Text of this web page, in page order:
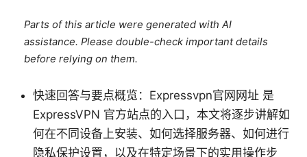
Parts of this article were generated with AI
assistance. Please double-check important details
before relying on them.
快速回答与要点概览：Expressvpn官网网址 是
ExpressVPN 官方站点的入口，本文将逐步讲解如
何在不同设备上安装、如何选择服务器、如何进行
隐私保护设置，以及在特定场景下的实用操作步